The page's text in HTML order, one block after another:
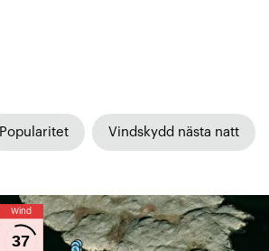
Popularitet Vindskydd nästa natt
Wind
37